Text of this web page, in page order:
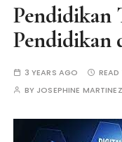
Pendidikan
Pendidikan
3 YEARS AGO
BY JOSEPHINE MARTINEZ